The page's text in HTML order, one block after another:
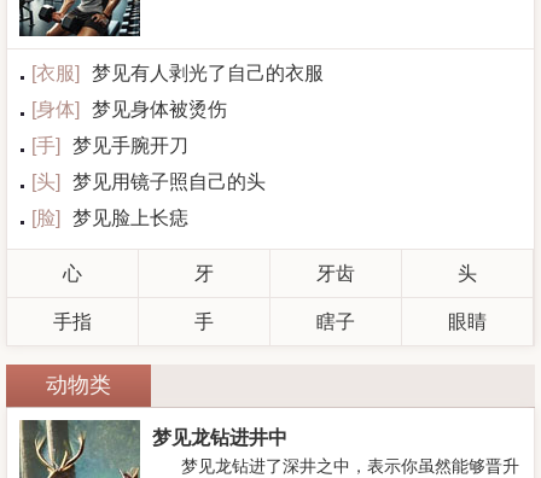
[衣服]
梦见有人剥光了自己的衣服
[身体]
梦见身体被烫伤
[手]
梦见手腕开刀
[头]
梦见用镜子照自己的头
[脸] 梦见脸上长痣
心 牙 牙齿 头
手指 手 瞎子 眼睛
动物类
梦见龙钻进井中
梦见龙钻进了深井之中，表示你虽然能够晋升